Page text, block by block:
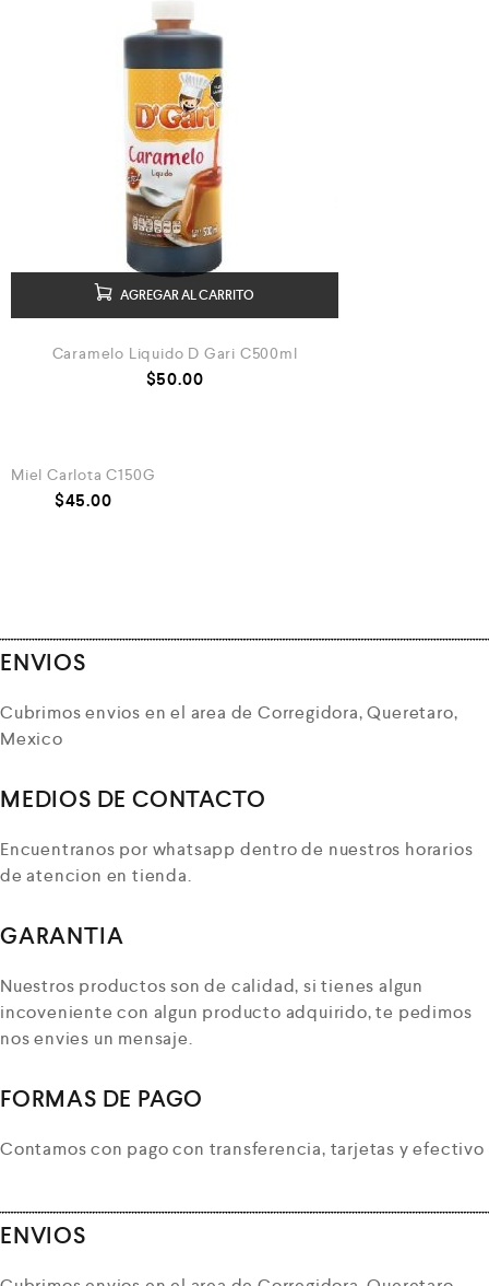
AGREGAR AL CARRITO
Caramelo Liquido D Gari C500ml
$50.00
Miel Carlota C150G
$45.00
ENVIOS
Cubrimos envios en el area de Corregidora, Queretaro,
Mexico
MEDIOS DE CONTACTO
Encuentranos por whatsapp dentro de nuestros horarios
de atencion en tienda.
GARANTIA
Nuestros productos son de calidad, si tienes algun
incoveniente con algun producto adquirido, te pedimos
nos envies un mensaje.
FORMAS DE PAGO
Contamos con pago con transferencia, tarjetas y efectivo
ENVIOS